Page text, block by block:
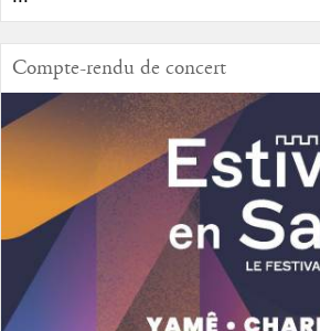
Compte-rendu de concert